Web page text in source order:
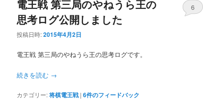
電王戦 第三局のやねうら王の
思考ログ公開しました
投稿日時:2015年4月2日
6
電王戦 第三局のやねうら王の思考ログです。
続きを読む →
カテゴリー:将棋電王戦 |6件のフィードバック